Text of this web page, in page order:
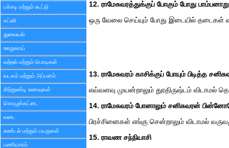
பச்சடி மற்றும் கூட்டு
சட்னி
துவையல்
ஊறுகாய்
வற்றல் மற்றும் பொடிகள்
வடகம் மற்றும் அப்பளம்
சிற்றுண்டி உணவுகள்
கொழுக்கட்டை
வடை
சுண்டல் மற்றும் பயறுகள்
பணியாரம்
12. ராமேசுவரத்துக்குப் போகும் போது
ஒரு வேலை செய்யும் போது இடையில் தடைகள்
13. ராமேசுவரம் காசிக்குப் போயும் பிடித்த
எவ்வளவு முயன்றாலும் துரதிருஷ்டம் விடாமல்
14. ராமேசுவரம் போனாலும் சனிசுவரன்
பிரச்சினைகள் எங்கு சென்றாலும் விடாமல் வருவது
15. ராவண சந்நியாசி